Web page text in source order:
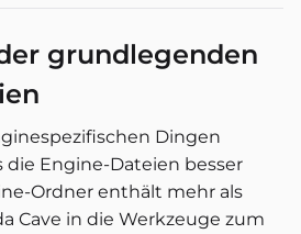
grundlegenden
Dingen
die Engine-Dateien besser
Ordner enthält mehr als
Cave in die Werkzeuge zum